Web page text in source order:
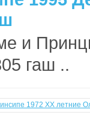
и
гаш ..